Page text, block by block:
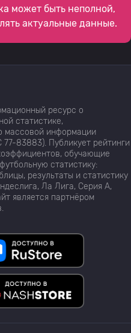
может быть неполной,
актуальные данные.
ресурс о
статистике,
массовой информации
83883). Публикует рейтинги
обучающие
статистику:
результаты и статистику
Ла Лига, Серия А,
является партнёром